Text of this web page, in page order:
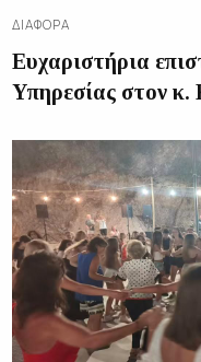
ΔΙΑΦΟΡΑ
Ευχαριστήρια
Υπηρεσίας στον κ.